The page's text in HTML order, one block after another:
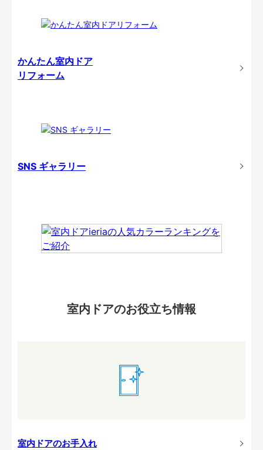
かんたん室内ドア
リフォーム
SNS ギャラリー
室内ドアのお役立ち情報
室内ドアのお手入れ